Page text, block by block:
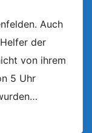
Auch
der
von ihrem
5 Uhr